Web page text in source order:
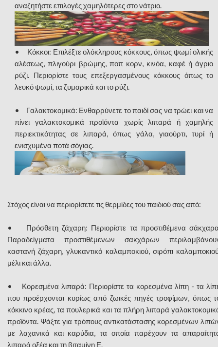
αναζητήστε επιλογές χαμηλότερες στο νάτριο.
• Κόκκοι: Επιλέξτε ολόκληρους κόκκους, όπως ψωμί ολικής
αλέσεως, πλιγούρι βρώμης, ποπ κορν, κινόα, καφέ ή άγριο
ρύζι. Περιορίστε τους επεξεργασμένους κόκκους όπως το
λευκό ψωμί, τα ζυμαρικά και το ρύζι.
• Γαλακτοκομικά: Ενθαρρύνετε το παιδί σας να τρώει και να
πίνει γαλακτοκομικά προϊόντα χωρίς λιπαρά ή χαμηλής
περιεκτικότητας σε λιπαρά, όπως γάλα, γιαούρτι, τυρί ή
ενισχυμένα ποτά σόγιας.
Στόχος είναι να περιορίσετε τις θερμίδες του παιδιού σας από:
• Πρόσθετη ζάχαρη: Περιορίστε τα προστιθέμενα
Παραδείγματα προστιθέμενων σακχάρων
καστανή ζάχαρη, γλυκαντικό καλαμποκιού, σιρόπι
μέλι και άλλα.
• Κορεσμένα λιπαρά: Περιορίστε τα κορεσμένα λίπη - τα
που προέρχονται κυρίως από ζωικές πηγές τροφίμων, όπως
κόκκινο κρέας, τα πουλερικά και τα πλήρη λιπαρά
προϊόντα. Ψάξτε για τρόπους αντικατάστασης κορεσμένων
με λαχανικά και καρύδια, τα οποία παρέχουν τα
λιπαρά οξέα και τη βιταμίνη Ε.